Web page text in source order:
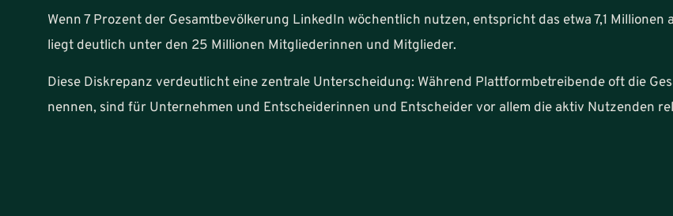
Wenn 7 Prozent der Gesamtbevölkerung LinkedIn wöchentlich nutzen, entspricht das etwa 7,1
liegt deutlich unter den 25 Millionen Mitgliederinnen und Mitglieder.
Diese Diskrepanz verdeutlicht eine zentrale Unterscheidung: Während Plattformbetreibende oft die
nennen, sind für Unternehmen und Entscheiderinnen und Entscheider vor allem die aktiv Nutzenden